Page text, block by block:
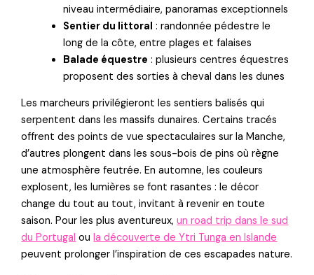
niveau intermédiaire, panoramas exceptionnels
Sentier du littoral : randonnée pédestre le
long de la côte, entre plages et falaises
Balade équestre : plusieurs centres équestres
proposent des sorties à cheval dans les dunes
Les marcheurs privilégieront les sentiers balisés qui
serpentent dans les massifs dunaires. Certains tracés
offrent des points de vue spectaculaires sur la Manche,
d’autres plongent dans les sous-bois de pins où règne
une atmosphère feutrée. En automne, les couleurs
explosent, les lumières se font rasantes : le décor
change du tout au tout, invitant à revenir en toute
saison. Pour les plus aventureux,un road trip dans le sud
du Portugal oula découverte de Ytri Tunga en Islande
peuvent prolonger l’inspiration de ces escapades nature.